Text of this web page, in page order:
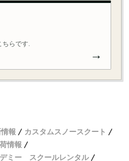
ちらです.
→
報
カスタムスノースクート
情報
ミー スクールレンタル